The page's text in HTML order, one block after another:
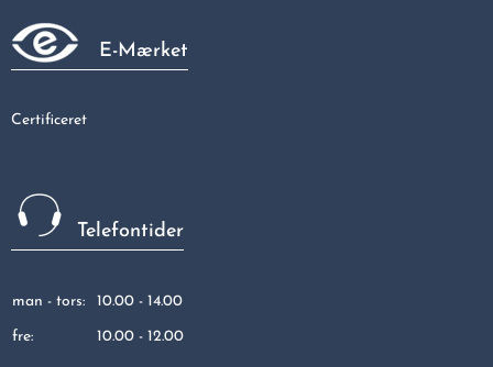
E-Mærket
Certificeret
Telefontider
man - tors: 10.00 - 14.00
fre: 10.00 - 12.00